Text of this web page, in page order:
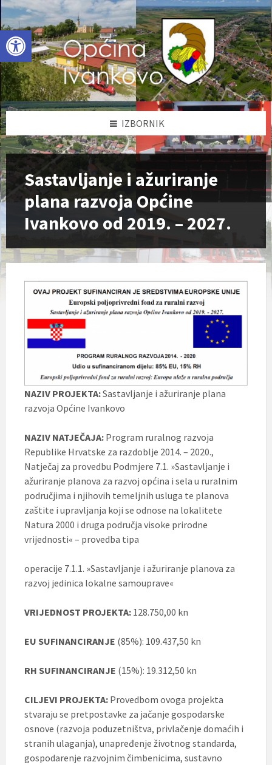
Open toolbar
Skip
to
content
Skip
to
left
sidebar
Skip
to
footer
IZBORNIK
Sastavljanje i ažuriranje
plana razvoja Općine
Ivankovo od 2019. – 2027.
NAZIV PROJEKTA:Sastavljanje i ažuriranje plana
razvoja Općine Ivankovo
NAZIV NATJEČAJA: Program ruralnog razvoja
Republike Hrvatske za razdoblje 2014. – 2020.,
Natječaj za provedbu Podmjere 7.1. »Sastavljanje i
ažuriranje planova za razvoj općina i sela u ruralnim
područjima i njihovih temeljnih usluga te planova
zaštite i upravljanja koji se odnose na lokalitete
Natura 2000 i druga područja visoke prirodne
vrijednosti« – provedba tipa
operacije 7.1.1. »Sastavljanje i ažuriranje planova za
razvoj jedinica lokalne samouprave«
VRIJEDNOST PROJEKTA: 128.750,00 kn
EU SUFINANCIRANJE (85%): 109.437,50 kn
RH SUFINANCIRANJE (15%): 19.312,50 kn
CILJEVI PROJEKTA: Provedbom ovoga projekta
stvaraju se pretpostavke za jačanje gospodarske
osnove (razvoja poduzetništva, privlačenje domaćih i
stranih ulaganja), unapređenje životnog standarda,
gospodarenje razvojnim čimbenicima, sustavno